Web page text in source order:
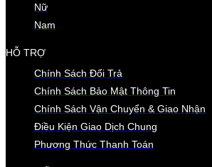
Nữ
Nam
HỖ TRỢ
Chính Sách Đổi Trả
Chính Sách Bảo Mật Thông Tin
Chính Sách Vận Chuyển & Giao Nhận
Điều Kiện Giao Dịch Chung
Phương Thức Thanh Toán